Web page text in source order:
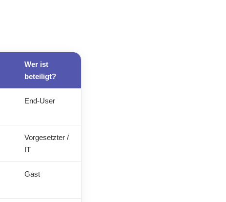
Wer ist
beteiligt?
End-User
Vorgesetzter /
IT
Gast